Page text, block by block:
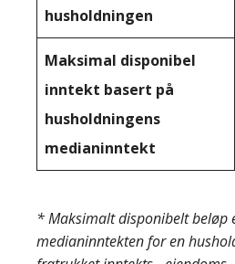
husholdningen
Maksimal disponibel
inntekt basert på
husholdningens
medianinntekt
* Maksimalt disponibelt beløp
medianinntekten for en